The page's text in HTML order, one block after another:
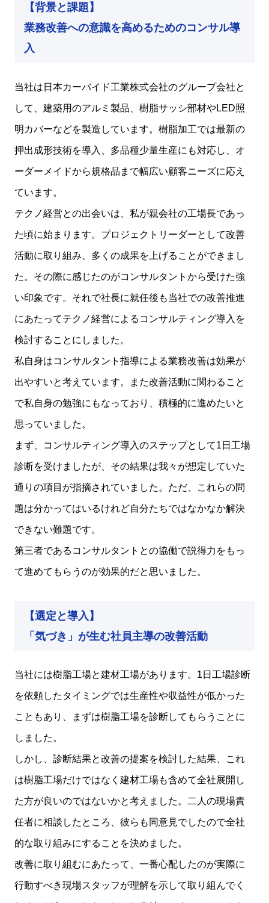
【背景と課題】
業務改善への意識を高めるためのコンサル導
入
当社は日本カーバイド工業株式会社のグループ会社と
して、建築用のアルミ製品、樹脂サッシ部材やLED照
明カバーなどを製造しています。樹脂加工では最新の
押出成形技術を導入、多品種少量生産にも対応し、オ
ーダーメイドから規格品まで幅広い顧客ニーズに応え
ています。
テクノ経営との出会いは、私が親会社の工場長であっ
た頃に始まります。プロジェクトリーダーとして改善
活動に取り組み、多くの成果を上げることができまし
た。その際に感じたのがコンサルタントから受けた強
い印象です。それで社長に就任後も当社での改善推進
にあたってテクノ経営によるコンサルティング導入を
検討することにしました。
私自身はコンサルタント指導による業務改善は効果が
出やすいと考えています。また改善活動に関わること
で私自身の勉強にもなっており、積極的に進めたいと
思っていました。
まず、コンサルティング導入のステップとして1日工場
診断を受けましたが、その結果は我々が想定していた
通りの項目が指摘されていました。ただ、これらの問
題は分かってはいるけれど自分たちではなかなか解決
できない難題です。
第三者であるコンサルタントとの協働で説得力をもっ
て進めてもらうのが効果的だと思いました。
【選定と導入】
「気づき」が生む社員主導の改善活動
当社には樹脂工場と建材工場があります。1日工場診断
を依頼したタイミングでは生産性や収益性が低かった
こともあり、まずは樹脂工場を診断してもらうことに
しました。
しかし、診断結果と改善の提案を検討した結果、これ
は樹脂工場だけではなく建材工場も含めて全社展開し
た方が良いのではないかと考えました。二人の現場責
任者に相談したところ、彼らも同意見でしたので全社
的な取り組みにすることを決めました。
改善に取り組むにあたって、一番心配したのが実際に
行動すべき現場スタッフが理解を示して取り組んでく